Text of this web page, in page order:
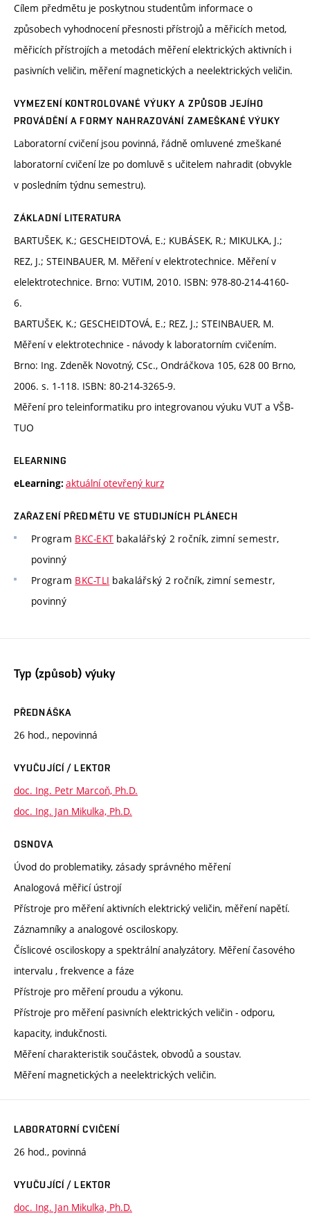
Cílem předmětu je poskytnou studentům informace o
způsobech vyhodnocení přesnosti přístrojů a měřicích metod,
měřicích přístrojích a metodách měření elektrických aktivních i
pasivních veličin, měření magnetických a neelektrických veličin.
VYMEZENÍ KONTROLOVANÉ VÝUKY A ZPŮSOB JEJÍHO
PROVÁDĚNÍ A FORMY NAHRAZOVÁNÍ ZAMEŠKANÉ VÝUKY
Laboratorní cvičení jsou povinná, řádně omluvené zmeškané
laboratorní cvičení lze po domluvě s učitelem nahradit (obvykle
v posledním týdnu semestru).
ZÁKLADNÍ LITERATURA
BARTUŠEK, K.; GESCHEIDTOVÁ, E.; KUBÁSEK, R.; MIKULKA, J.;
REZ, J.; STEINBAUER, M. Měření v elektrotechnice. Měření v
elelektrotechnice. Brno: VUTIM, 2010. ISBN: 978-80-214-4160-
6.
BARTUŠEK, K.; GESCHEIDTOVÁ, E.; REZ, J.; STEINBAUER, M.
Měření v elektrotechnice - návody k laboratorním cvičením.
Brno: Ing. Zdeněk Novotný, CSc., Ondráčkova 105, 628 00 Brno,
2006. s. 1-118. ISBN: 80-214-3265-9.
Měření pro teleinformatiku pro integrovanou výuku VUT a VŠB-
TUO
ELEARNING
eLearning: aktuální otevřený kurz
ZAŘAZENÍ PŘEDMĚTU VE STUDIJNÍCH PLÁNECH
Program BKC-EKT bakalářský 2 ročník, zimní semestr,
povinný
Program BKC-TLI bakalářský 2 ročník, zimní semestr,
povinný
Typ (způsob) výuky
PŘEDNÁŠKA
26 hod., nepovinná
VYUČUJÍCÍ / LEKTOR
doc. Ing. Petr Marcoň, Ph.D.
doc. Ing. Jan Mikulka, Ph.D.
OSNOVA
Úvod do problematiky, zásady správného měření
Analogová měřicí ústrojí
Přístroje pro měření aktivních elektrický veličin, měření napětí.
Záznamníky a analogové osciloskopy.
Číslicové osciloskopy a spektrální analyzátory. Měření časového
intervalu , frekvence a fáze
Přístroje pro měření proudu a výkonu.
Přístroje pro měření pasivních elektrických veličin - odporu,
kapacity, indukčnosti.
Měření charakteristik součástek, obvodů a soustav.
Měření magnetických a neelektrických veličin.
LABORATORNÍ CVIČENÍ
26 hod., povinná
VYUČUJÍCÍ / LEKTOR
doc. Ing. Jan Mikulka, Ph.D.